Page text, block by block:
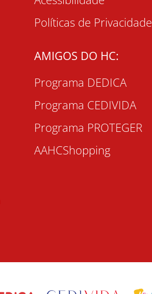
Políticas de Privacidade
AMIGOS DO HC:
Programa DEDICA
Programa CEDIVIDA
Programa PROTEGER
AAHCShopping